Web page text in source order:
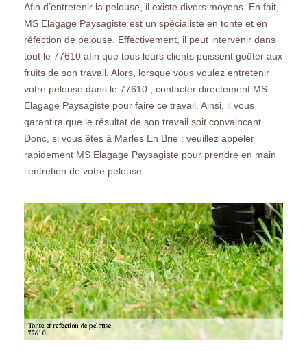
Afin d’entretenir la pelouse, il existe divers moyens. En fait,
MS Elagage Paysagiste est un spécialiste en tonte et en
réfection de pelouse. Effectivement, il peut intervenir dans
tout le 77610 afin que tous leurs clients puissent goûter aux
fruits de son travail. Alors, lorsque vous voulez entretenir
votre pelouse dans le 77610 ; contacter directement MS
Elagage Paysagiste pour faire ce travail. Ainsi, il vous
garantira que le résultat de son travail soit convaincant.
Donc, si vous êtes à Marles En Brie ; veuillez appeler
rapidement MS Elagage Paysagiste pour prendre en main
l’entretien de votre pelouse.